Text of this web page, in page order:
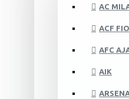
AC
ACF
AFC
AIK